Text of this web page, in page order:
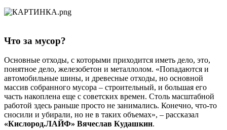
Что за мусор?
Основные отходы, с которыми приходится иметь дело, это,
понятное дело, железобетон и металлолом. «Попадаются и
автомобильные шины, и древесные отходы, но основной
массив собранного мусора – строительный, и большая его
часть накоплена еще с советских времен. Столь масштабной
работой здесь раньше просто не занимались. Конечно, что-то
сносили и убирали, но не в таких объемах», – рассказал
«Кислород.ЛАЙФ» Вячеслав Кудашкин.